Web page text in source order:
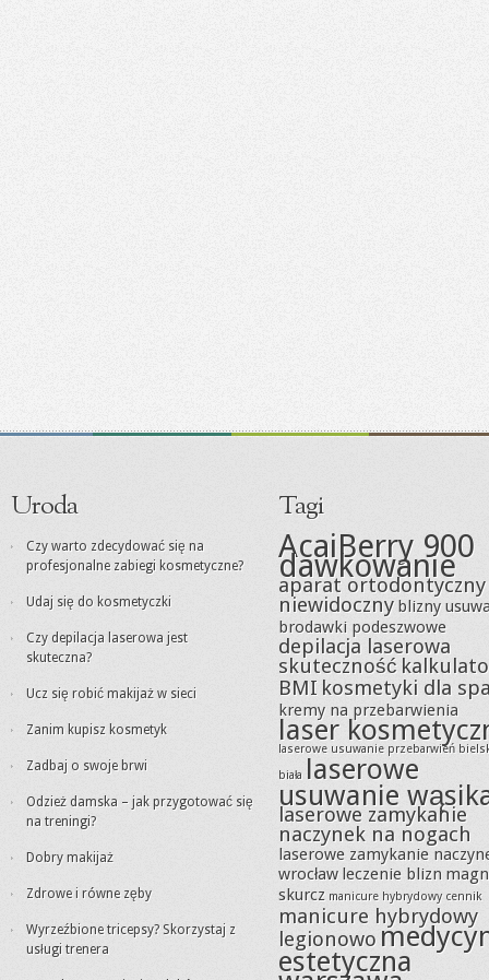
Uroda
Czy warto zdecydować się na
profesjonalne zabiegi kosmetyczne?
Udaj się do kosmetyczki
Czy depilacja laserowa jest
skuteczna?
Ucz się robić makijaż w sieci
Zanim kupisz kosmetyk
Zadbaj o swoje brwi
Odzież damska – jak przygotować się
na treningi?
Dobry makijaż
Zdrowe i równe zęby
Wyrzeźbione tricepsy? Skorzystaj z
usługi trenera
Tagi
AcaiBerry 900
dawkowanie
aparat ortodontyczny
niewidoczny blizny
brodawki podeszwowe
depilacja laserowa
skuteczność
BMI kosmetyki dla
kremy na przebarwienia
laser
laserowe usuwanie przebarwień
biała laserowe
usuwanie
laserowe zamykanie
naczynek na nogach
laserowe zamykanie
wrocław leczenie blizn
skurcz manicure hybrydowy cennik
manicure hybrydowy
legionowo
estetyczna